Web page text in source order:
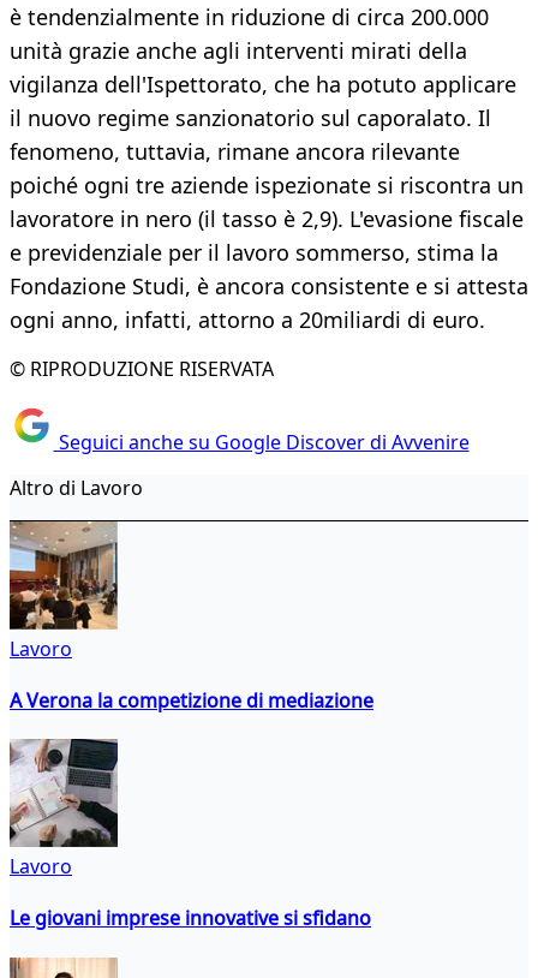
è tendenzialmente in riduzione di circa 200.000
unità grazie anche agli interventi mirati della
vigilanza dell'Ispettorato, che ha potuto applicare
il nuovo regime sanzionatorio sul caporalato. Il
fenomeno, tuttavia, rimane ancora rilevante
poiché ogni tre aziende ispezionate si riscontra un
lavoratore in nero (il tasso è 2,9). L'evasione fiscale
e previdenziale per il lavoro sommerso, stima la
Fondazione Studi, è ancora consistente e si attesta
ogni anno, infatti, attorno a 20miliardi di euro.
© RIPRODUZIONE RISERVATA
Seguici anche su Google Discover di Avvenire
Altro di Lavoro
Lavoro
A Verona la competizione di mediazione
Lavoro
Le giovani imprese innovative si sfidano